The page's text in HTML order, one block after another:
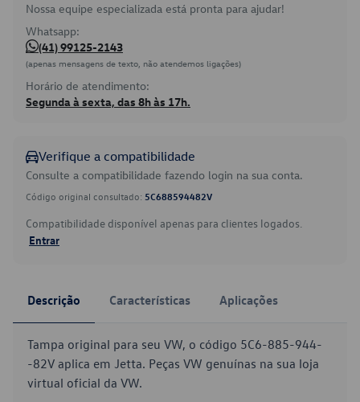
Nossa equipe especializada está pronta para ajudar!
Whatsapp:
(41) 99125-2143
(apenas mensagens de texto, não atendemos ligações)
Horário de atendimento:
Segunda à sexta, das 8h às 17h.
Verifique a compatibilidade
Consulte a compatibilidade fazendo login na sua conta.
Código original consultado: 5C688594482V
Compatibilidade disponível apenas para clientes logados.
Entrar
Descrição Características Aplicações
Tampa original para seu VW, o código 5C6-885-944-
-82V aplica em Jetta. Peças VW genuínas na sua loja
virtual oficial da VW.